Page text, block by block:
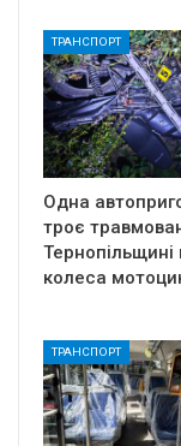
ТРАНСПОРТ
Одна
троє
Тернопільщині
колеса
ТРАНСПОРТ